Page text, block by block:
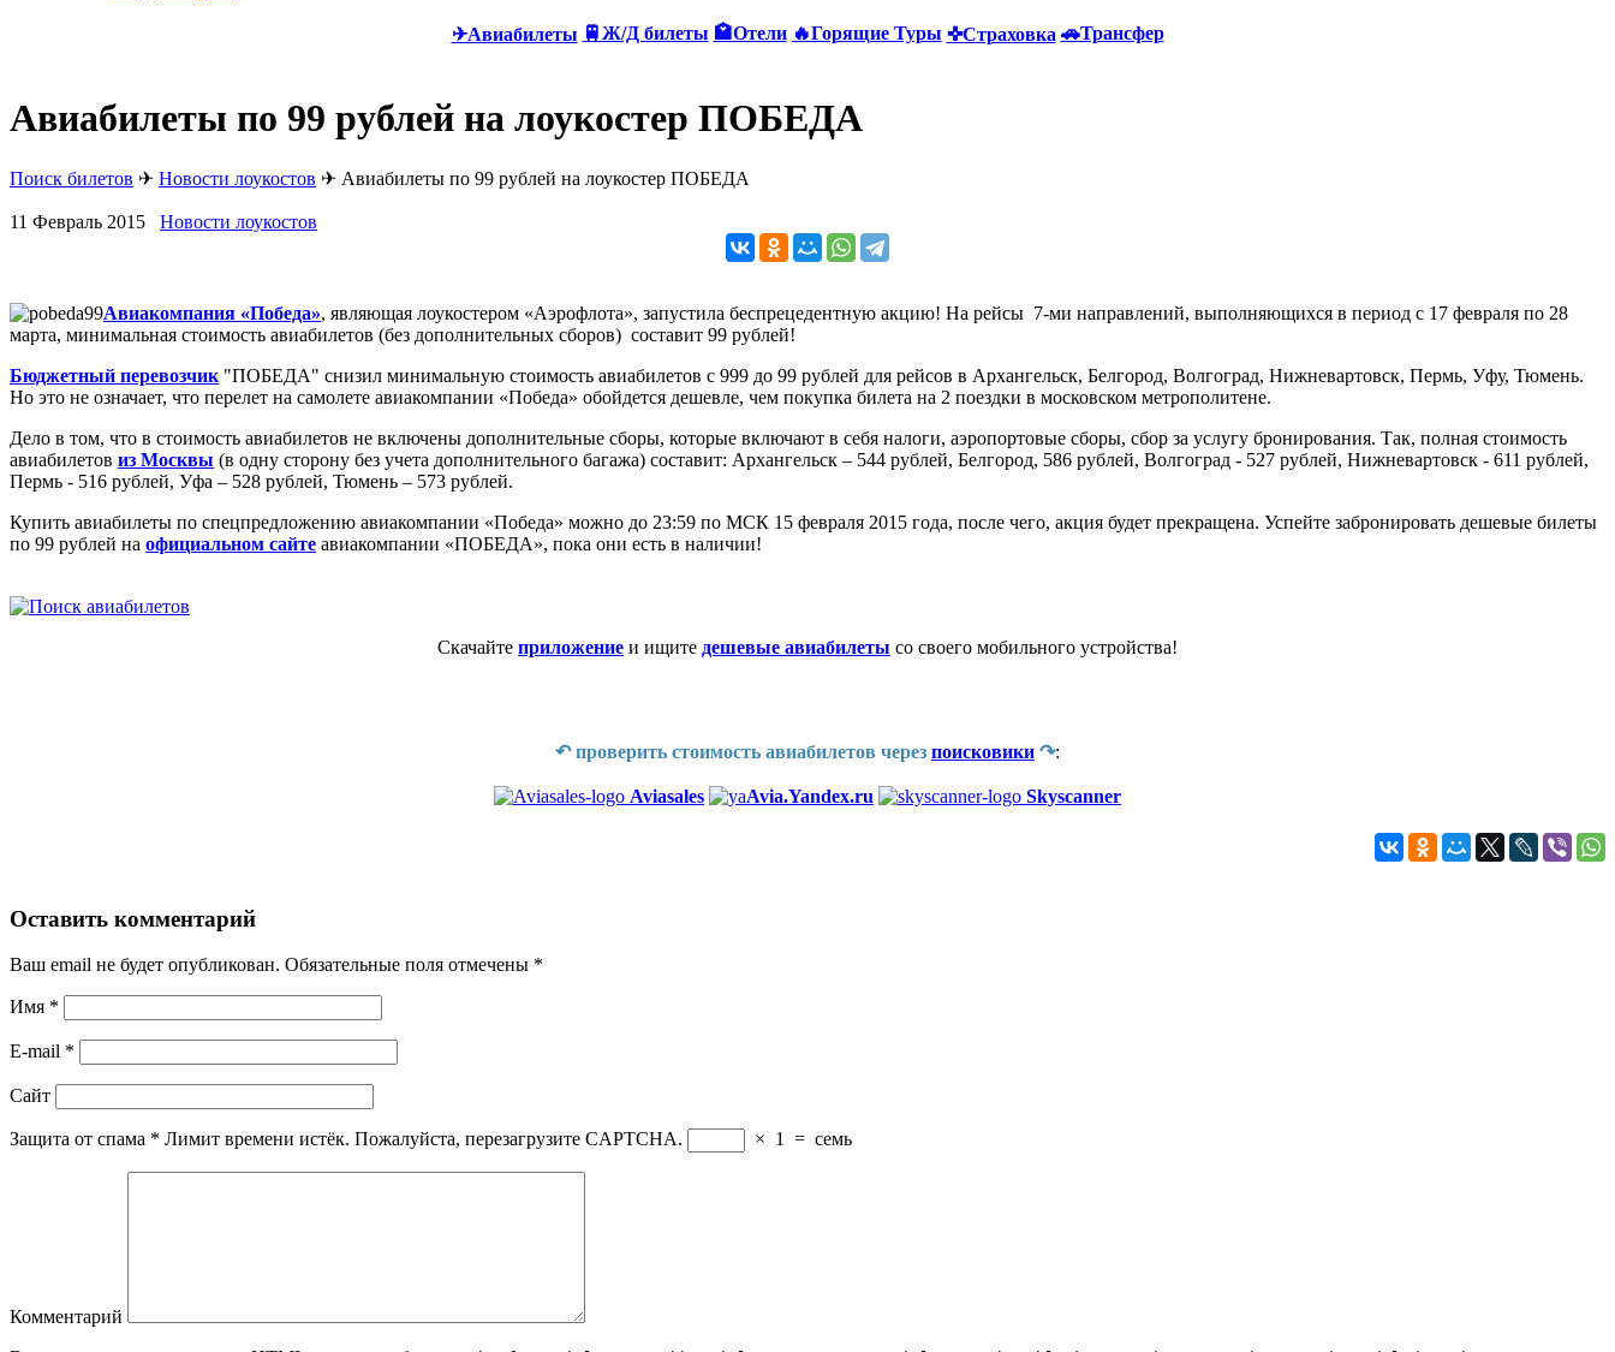
✈Авиабилеты 🚆Ж/Д билеты 🏩Отели 🔥Горящие Туры ✜Страховка 🚗Трансфер
Авиабилеты по 99 рублей на лоукостер ПОБЕДА
Поиск билетов ✈ Новости лоукостов ✈ Авиабилеты по 99 рублей на лоукостер ПОБЕДА
11 Февраль 2015 Новости лоукостов
Авиакомпания «Победа», являющая лоукостером «Аэрофлота», запустила беспрецедентную акцию! На рейсы 7-ми направлений, выполняющихся в период с 17 февраля по 28
марта, минимальная стоимость авиабилетов (без дополнительных сборов) составит 99 рублей!
Бюджетный перевозчик "ПОБЕДА" снизил минимальную стоимость авиабилетов с 999 до 99 рублей для рейсов в Архангельск, Белгород, Волгоград, Нижневартовск, Пермь, Уфу, Тюмень.
Но это не означает, что перелет на самолете авиакомпании «Победа» обойдется дешевле, чем покупка билета на 2 поездки в московском метрополитене.
Дело в том, что в стоимость авиабилетов не включены дополнительные сборы, которые включают в себя налоги, аэропортовые сборы, сбор за услугу бронирования. Так, полная стоимость
авиабилетов из Москвы (в одну сторону без учета дополнительного багажа) составит: Архангельск – 544 рублей, Белгород, 586 рублей, Волгоград - 527 рублей, Нижневартовск - 611 рублей,
Пермь - 516 рублей, Уфа – 528 рублей, Тюмень – 573 рублей.
Купить авиабилеты по спецпредложению авиакомпании «Победа» можно до 23:59 по МСК 15 февраля 2015 года, после чего, акция будет прекращена. Успейте забронировать дешевые билеты
по 99 рублей на официальном сайте авиакомпании «ПОБЕДА», пока они есть в наличии!
Скачайте приложение и ищите дешевые авиабилеты со своего мобильного устройства!
↶ проверить стоимость авиабилетов через поисковики ↷:
Aviasales Avia.Yandex.ru Skyscanner
Оставить комментарий
Ваш email не будет опубликован. Обязательные поля отмечены *
Имя *
E-mail *
Сайт
Защита от спама * Лимит времени истёк. Пожалуйста, перезагрузите CAPTCHA. × 1 = семь
Комментарий